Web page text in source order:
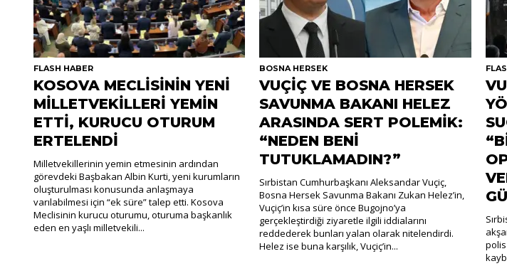
FLASH HABER
KOSOVA MECLİSİNİN YENİ
MİLLETVEKİLLERİ YEMİN
ETTİ, KURUCU OTURUM
ERTELENDİ
Milletvekillerinin yemin etmesinin ardından
görevdeki Başbakan Albin Kurti, yeni kurumların
oluşturulması konusunda anlaşmaya
varılabilmesi için “ek süre” talep etti. Kosova
Meclisinin kurucu oturumu, oturuma başkanlık
eden en yaşlı milletvekili...
BOSNA HERSEK
VUÇİÇ VE BOSNA HERSEK
SAVUNMA BAKANI HELEZ
ARASINDA SERT POLEMİK:
“NEDEN BENİ
TUTUKLAMADIN?”
Sırbistan Cumhurbaşkanı Aleksandar Vuçiç,
Bosna Hersek Savunma Bakanı Zukan Helez’in,
Vuçiç’in kısa süre önce Bugojno’ya
gerçekleştirdiği ziyaretle ilgili iddialarını
reddederek bunları yalan olarak nitelendirdi.
Helez ise buna karşılık, Vuçiç’in...
polis